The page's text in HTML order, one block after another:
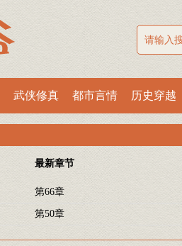
武侠修真 都市言情 历史穿越
最新章节
第66章
第50章